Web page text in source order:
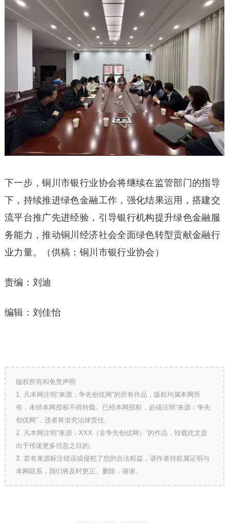
下一步，铜川市银行业协会将继续在监管部门的指导
下，持续推进绿色金融工作，强化结果运用，搭建交
流平台推广先进经验，引导银行机构提升绿色金融服
务能力，推动铜川经济社会全面绿色转型贡献金融行
业力量。（供稿：铜川市银行业协会）
责编：刘迪
编辑：刘佳怡
版权所有和免责声明
1. 凡本网注明“来源：争先创优网”的所有作品，版权均属本网所
有，未经本网授权不得转载。已经本网授权，必须注明“来源：争先
创优网”，违者将追究法律责任。
2. 凡本网注明“来源：XXX（非争先创优网）”的作品，转载此文是
出于传递更多信息之目的。
3. 若有来源标注错误或侵犯了您的合法权益，请作者持权属证明与
本网联系，我们将及时更正、删除，谢谢。